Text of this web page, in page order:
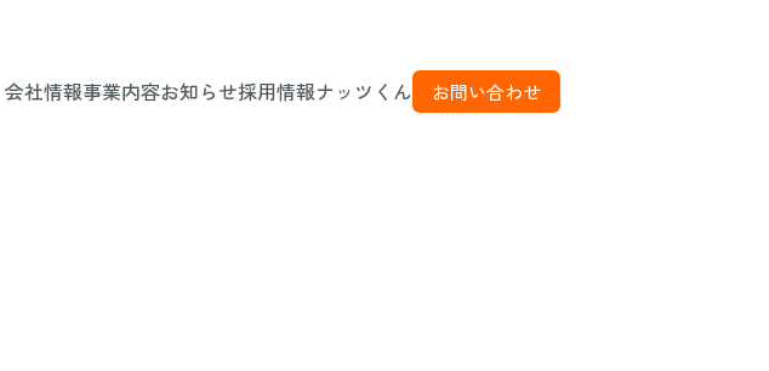
会社情報事業内容お知らせ採用情報ナッツくん お問い合わせ